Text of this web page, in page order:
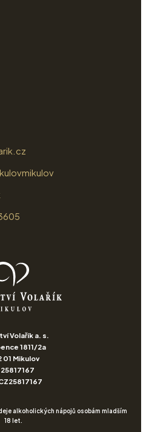
Volařík a. s.
1811/2a
01 Mikulov
25817167
alkoholických nápojů osobám mladším
18 let.